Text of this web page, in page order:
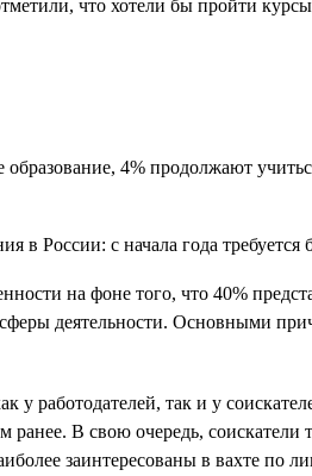
что хотели бы пройти
4% продолжают
на фоне того, что 40%
деятельности. Основными
у работодателей, так и у
В свою очередь,
заинтересованы в вахте по